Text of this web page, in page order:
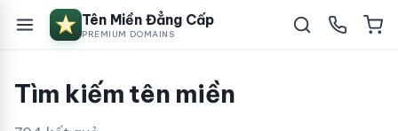
Tên Miền Đẳng Cấp
PREMIUM DOMAINS
Tìm kiếm tên miền